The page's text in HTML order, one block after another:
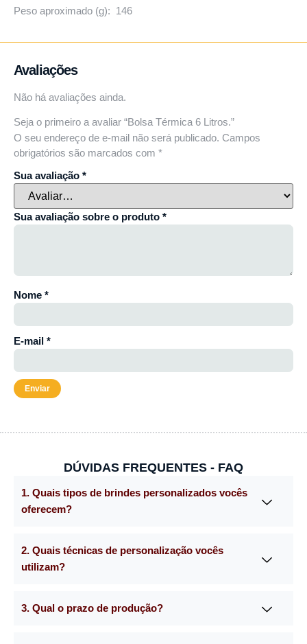
Peso aproximado (g): 146
Avaliações
Não há avaliações ainda.
Seja o primeiro a avaliar “Bolsa Térmica 6 Litros.”
O seu endereço de e-mail não será publicado. Campos
obrigatórios são marcados com *
Sua avaliação *
Sua avaliação sobre o produto *
Nome *
E-mail *
DÚVIDAS FREQUENTES - FAQ
1. Quais tipos de brindes personalizados vocês
oferecem?
2. Quais técnicas de personalização vocês
utilizam?
3. Qual o prazo de produção?